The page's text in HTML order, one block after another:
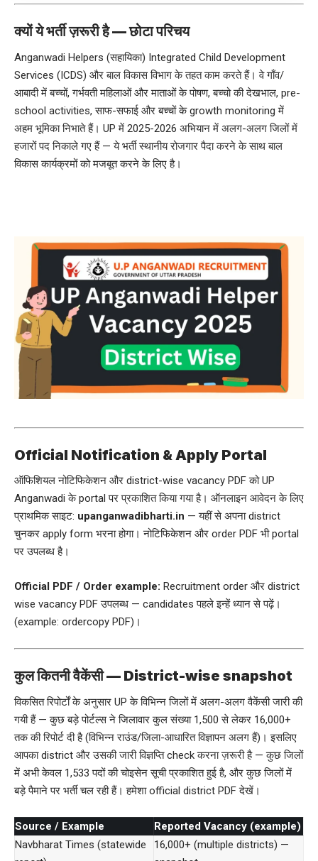
क्यों ये भर्ती ज़रूरी है — छोटा परिचय
Anganwadi Helpers (सहायिका) Integrated Child Development
Services (ICDS) और बाल विकास विभाग के तहत काम करते हैं। वे गाँव/
आबादी में बच्चों, गर्भवती महिलाओं और माताओं के पोषण, बच्चो की देखभाल, pre-
school activities, साफ-सफाई और बच्चों के growth monitoring में
अहम भूमिका निभाते हैं। UP में 2025-2026 अभियान में अलग-अलग जिलों में
हजारों पद निकाले गए हैं — ये भर्ती स्थानीय रोजगार पैदा करने के साथ बाल
विकास कार्यक्रमों को मजबूत करने के लिए है।
Official Notification & Apply Portal
ऑफिशियल नोटिफिकेशन और district-wise vacancy PDF को UP
Anganwadi के portal पर प्रकाशित किया गया है। ऑनलाइन आवेदन के लिए
प्राथमिक साइट: upanganwadibharti.in — यहीं से अपना district
चुनकर apply form भरना होगा। नोटिफिकेशन और order PDF भी portal
पर उपलब्ध है।
Official PDF / Order example: Recruitment order और district
wise vacancy PDF उपलब्ध — candidates पहले इन्हें ध्यान से पढ़ें।
(example: ordercopy PDF)।
कुल कितनी वैकेंसी — District-wise snapshot
विकसित रिपोर्टों के अनुसार UP के विभिन्न जिलों में अलग-अलग वैकेंसी जारी की
गयी हैं — कुछ बड़े पोर्टल्स ने जिलावार कुल संख्या 1,500 से लेकर 16,000+
तक की रिपोर्ट दी है (विभिन्न राउंड/जिला-आधारित विज्ञापन अलग हैं)। इसलिए
आपका district और उसकी जारी विज्ञप्ति check करना ज़रूरी है — कुछ जिलों
में अभी केवल 1,533 पदों की चोइसेन सूची प्रकाशित हुई है, और कुछ जिलों में
बड़े पैमाने पर भर्ती चल रही हैं। हमेशा official district PDF देखें।
Source / Example
Reported Vacancy (example)
Navbharat Times (statewide
16,000+ (multiple districts) —